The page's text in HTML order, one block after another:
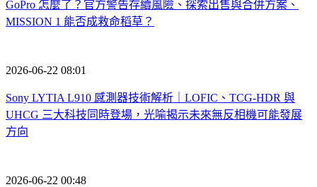
GoPro 怎麼了？官方警告存續風險、探索出售與合併方案、
MISSION 1 能否成救命稻草？
2026-06-22 08:01
Sony LYTIA L910 感測器技術解析｜LOFIC、TCG-HDR 與
UHCG 三大科技同時登場，光喻揭示未來無反相機可能發展
方向
2026-06-22 00:48